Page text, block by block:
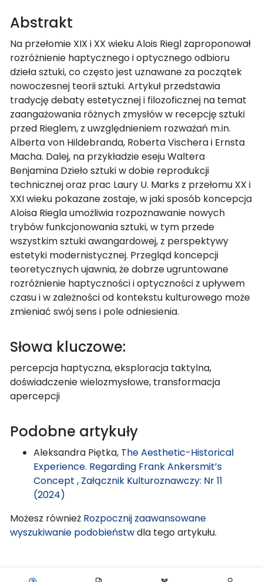
Abstrakt
Na przełomie XIX i XX wieku Alois Riegl zaproponował
rozróżnienie haptycznego i optycznego odbioru
dzieła sztuki, co często jest uznawane za początek
nowoczesnej teorii sztuki. Artykuł przedstawia
tradycję debaty estetycznej i filozoficznej na temat
zaangażowania różnych zmysłów w recepcję sztuki
przed Rieglem, z uwzględnieniem rozważań m.in.
Alberta von Hildebranda, Roberta Vischera i Ernsta
Macha. Dalej, na przykładzie eseju Waltera
Benjamina Dzieło sztuki w dobie reprodukcji
technicznej oraz prac Laury U. Marks z przełomu XX i
XXI wieku pokazane zostaje, w jaki sposób koncepcja
Aloisa Riegla umożliwia rozpoznawanie nowych
trybów funkcjonowania sztuki, w tym przede
wszystkim sztuki awangardowej, z perspektywy
estetyki modernistycznej. Przegląd koncepcji
teoretycznych ujawnia, że dobrze ugruntowane
rozróżnienie haptyczności i optyczności z upływem
czasu i w zależności od kontekstu kulturowego może
zmieniać swój sens i pole odniesienia.
Słowa kluczowe:
percepcja haptyczna, eksploracja taktylna,
doświadczenie wielozmysłowe, transformacja
apercepcji
Podobne artykuły
Aleksandra Piętka, The Aesthetic-Historical
Experience. Regarding Frank Ankersmit’s
Concept , Załącznik Kulturoznawczy: Nr 11
(2024)
Możesz również Rozpocznij zaawansowane
wyszukiwanie podobieństwdla tego artykułu.